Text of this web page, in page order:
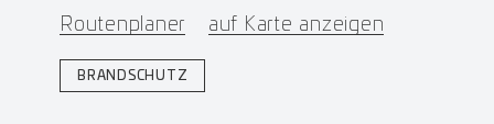
Routenplaner auf Karte anzeigen
BRANDSCHUTZ